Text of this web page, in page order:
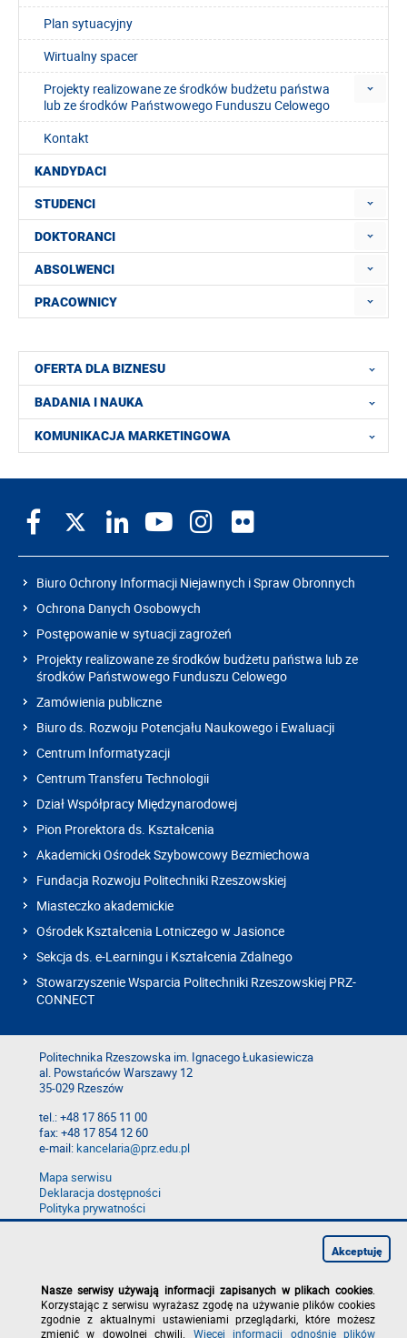
Plan sytuacyjny
Wirtualny spacer
Projekty realizowane ze środków budżetu państwa
lub ze środków Państwowego Funduszu Celowego
Kontakt
KANDYDACI
STUDENCI
DOKTORANCI
ABSOLWENCI
PRACOWNICY
OFERTA DLA BIZNESU
BADANIA I NAUKA
KOMUNIKACJA MARKETINGOWA
Biuro Ochrony Informacji Niejawnych i Spraw Obronnych
Ochrona Danych Osobowych
Postępowanie w sytuacji zagrożeń
Projekty realizowane ze środków budżetu państwa lub ze
środków Państwowego Funduszu Celowego
Zamówienia publiczne
Biuro ds. Rozwoju Potencjału Naukowego i Ewaluacji
Centrum Informatyzacji
Centrum Transferu Technologii
Dział Współpracy Międzynarodowej
Pion Prorektora ds. Kształcenia
Akademicki Ośrodek Szybowcowy Bezmiechowa
Fundacja Rozwoju Politechniki Rzeszowskiej
Miasteczko akademickie
Ośrodek Kształcenia Lotniczego w Jasionce
Sekcja ds. e-Learningu i Kształcenia Zdalnego
Stowarzyszenie Wsparcia Politechniki Rzeszowskiej PRZ-
CONNECT
Politechnika Rzeszowska im. Ignacego Łukasiewicza
al. Powstańców Warszawy 12
35-029 Rzeszów
tel.: +48 17 865 11 00
fax: +48 17 854 12 60
e-mail:kancelaria@prz.edu.pl
Mapa serwisu
Deklaracja dostępności
Polityka prywatności
Zgłoś błąd na stronie
Nasze serwisy używają informacji zapisanych w plikach cookies
Korzystając z serwisu wyrażasz zgodę na używanie plików cookies
zgodnie z aktualnymi ustawieniami przeglądarki, które możesz
zmienić w dowolnej chwili. Więcej informacji odnośnie plików
Akceptuję